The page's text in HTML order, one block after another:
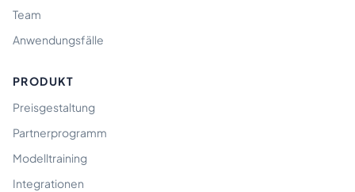
Team
Anwendungsfälle
PRODUKT
Preisgestaltung
Partnerprogramm
Modelltraining
Integrationen